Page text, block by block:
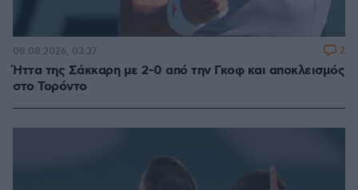
Ήττα της Σάκκαρη με 2-0 από την Γκοφ και αποκλεισμός
στο Τορόντο
08.08.2026, 03:37 2